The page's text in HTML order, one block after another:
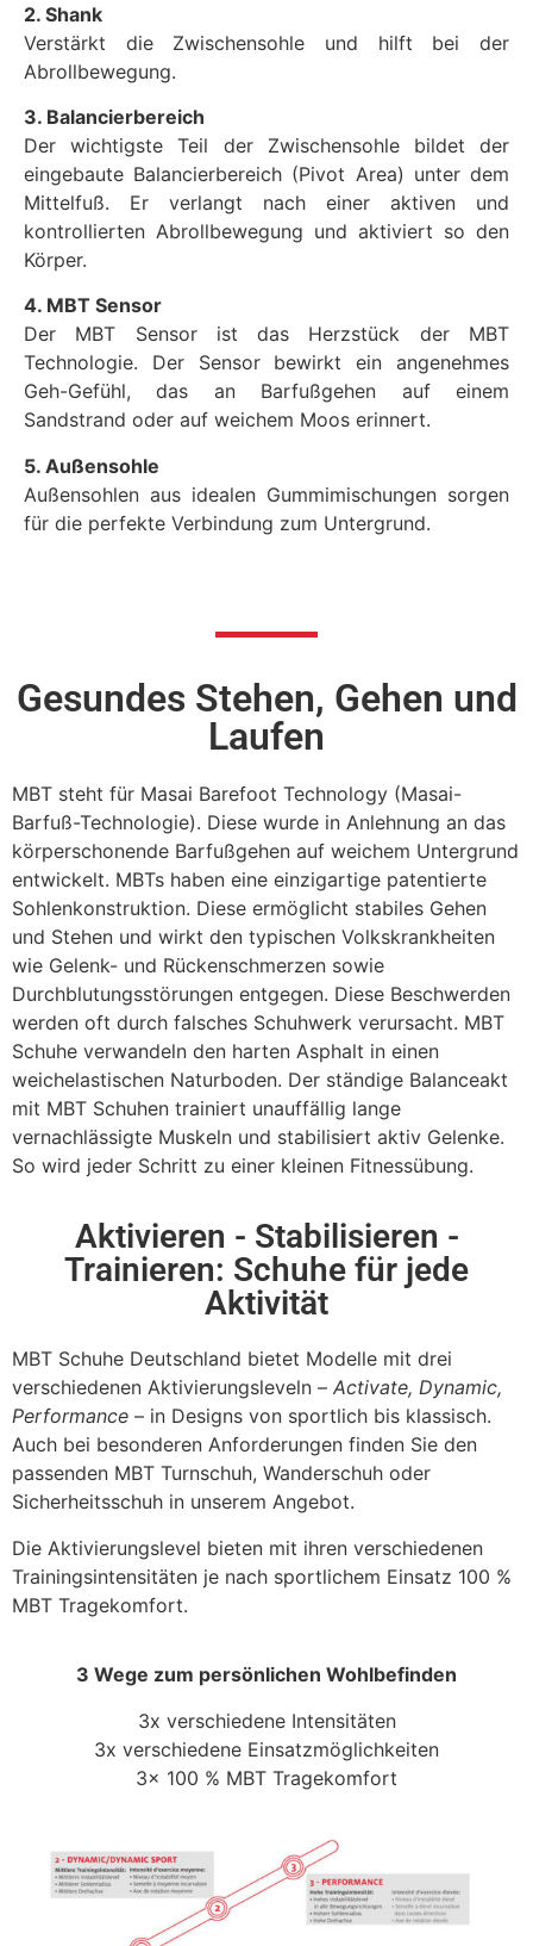
2. Shank
Verstärkt die Zwischensohle und hilft bei der
Abrollbewegung.
3. Balancierbereich
Der wichtigste Teil der Zwischensohle bildet der
eingebaute Balancierbereich (Pivot Area) unter dem
Mittelfuß. Er verlangt nach einer aktiven und
kontrollierten Abrollbewegung und aktiviert so den
Körper.
4. MBT Sensor
Der MBT Sensor ist das Herzstück der MBT
Technologie. Der Sensor bewirkt ein angenehmes
Geh-Gefühl, das an Barfußgehen auf einem
Sandstrand oder auf weichem Moos erinnert.
5. Außensohle
Außensohlen aus idealen Gummimischungen sorgen
für die perfekte Verbindung zum Untergrund.
Gesundes Stehen, Gehen und
Laufen
MBT steht für Masai Barefoot Technology (Masai-
Barfuß-Technologie). Diese wurde in Anlehnung an das
körperschonende Barfußgehen auf weichem Untergrund
entwickelt. MBTs haben eine einzigartige patentierte
Sohlenkonstruktion. Diese ermöglicht stabiles Gehen
und Stehen und wirkt den typischen Volkskrankheiten
wie Gelenk- und Rückenschmerzen sowie
Durchblutungsstörungen entgegen. Diese Beschwerden
werden oft durch falsches Schuhwerk verursacht. MBT
Schuhe verwandeln den harten Asphalt in einen
weichelastischen Naturboden. Der ständige Balanceakt
mit MBT Schuhen trainiert unauffällig lange
vernachlässigte Muskeln und stabilisiert aktiv Gelenke.
So wird jeder Schritt zu einer kleinen Fitnessübung.
Aktivieren - Stabilisieren -
Trainieren: Schuhe für jede
Aktivität
MBT Schuhe Deutschland bietet Modelle mit drei
verschiedenen Aktivierungsleveln – Activate, Dynamic,
Performance – in Designs von sportlich bis klassisch.
Auch bei besonderen Anforderungen finden Sie den
passenden MBT Turnschuh, Wanderschuh oder
Sicherheitsschuh in unserem Angebot.
Die Aktivierungslevel bieten mit ihren verschiedenen
Trainingsintensitäten je nach sportlichem Einsatz 100 %
MBT Tragekomfort.
3 Wege zum persönlichen Wohlbefinden
3x verschiedene Intensitäten
3x verschiedene Einsatzmöglichkeiten
3x 100 % MBT Tragekomfort